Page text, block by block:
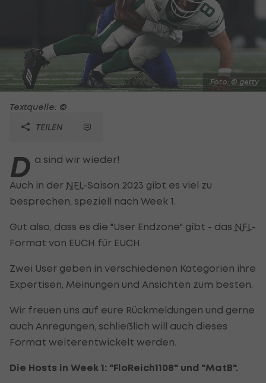
Foto: © getty
Textquelle: ©
TEILEN
D a sind wir wieder!
Auch in der NFL -Saison 2023 gibt es viel zu
besprechen, speziell nach Week 1.
Gut also, dass es die "User Endzone" gibt - das NFL -
Format von EUCH für EUCH.
Zwei User geben in verschiedenen Kategorien ihre
Expertisen, Meinungen und Ansichten zum besten.
Wir freuen uns auf eure Rückmeldungen und gerne
auch Anregungen, schließlich will auch dieses
Format weiterentwickelt werden.
Die Hosts in Week 1: "FloReich1108" und "MatB".